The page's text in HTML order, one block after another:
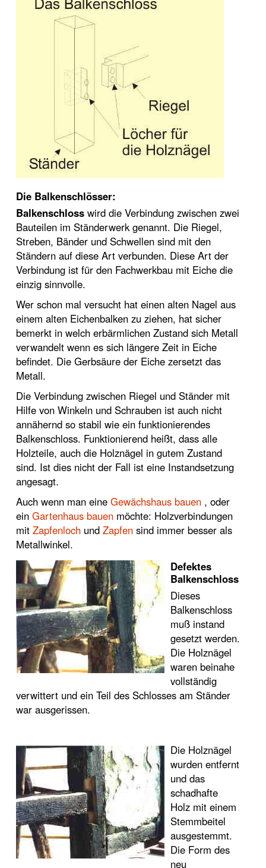
Die Balkenschlösser:
Balkenschloss wird die Verbindung zwischen zwei
Bauteilen im Ständerwerk genannt. Die Riegel,
Streben, Bänder und Schwellen sind mit den
Ständern auf diese Art verbunden. Diese Art der
Verbindung ist für den Fachwerkbau mit Eiche die
einzig sinnvolle.
Wer schon mal versucht hat einen alten Nagel aus
einem alten Eichenbalken zu ziehen, hat sicher
bemerkt in welch erbärmlichen Zustand sich Metall
verwandelt wenn es sich längere Zeit in Eiche
befindet. Die Gerbsäure der Eiche zersetzt das
Metall.
Die Verbindung zwischen Riegel und Ständer mit
Hilfe von Winkeln und Schrauben ist auch nicht
annähernd so stabil wie ein funktionierendes
Balkenschloss. Funktionierend heißt, dass alle
Holzteile, auch die Holznägel in gutem Zustand
sind. Ist dies nicht der Fall ist eine Instandsetzung
angesagt.
Auch wenn man eine Gewächshaus bauen , oder
ein Gartenhaus bauen möchte: Holzverbindungen
mit Zapfenloch und Zapfen sind immer besser als
Metallwinkel.
Defektes
Balkenschloss
Dieses
Balkenschloss
muß instand
gesetzt werden.
Die Holznägel
waren beinahe
vollständig
verwittert und ein Teil des Schlosses am Ständer
war ausgerissen.
Die Holznägel
wurden entfernt
und das
schadhafte
Holz mit einem
Stemmbeitel
ausgestemmt.
Die Form des
neu